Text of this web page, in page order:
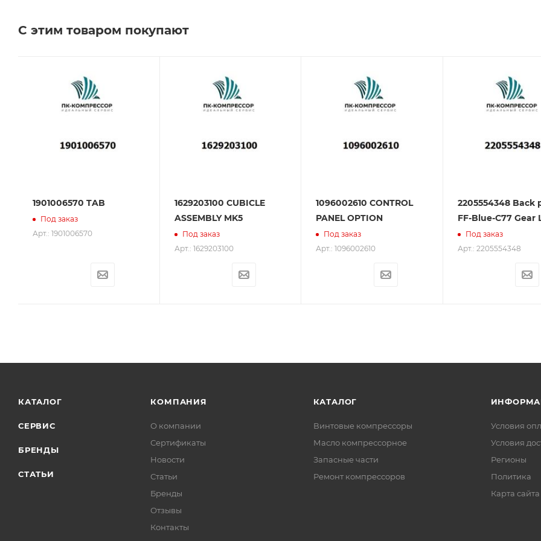
Сервисное обслуживание на всех этапах использования оборудования. ООО «ПК-Компрессор» - надежный
С этим товаром покупают
1901006570 TAB
Под заказ
Арт.: 1901006570
1629203100 CUBICLE
ASSEMBLY MK5
Под заказ
Арт.: 1629203100
1096002610 CONTROL
PANEL OPTION
Под заказ
Арт.: 1096002610
2205554348 Back
FF-Blue-C77 Gear
Под заказ
Арт.: 2205554348
КАТАЛОГ
СЕРВИС
БРЕНДЫ
СТАТЬИ
КОМПАНИЯ
О компании
Сертификаты
Новости
Статьи
Бренды
Отзывы
Контакты
КАТАЛОГ
Винтовые компрессоры
Масло компрессорное
Запасные части
Ремонт компрессоров
Условия
Условия
Регионы
Политика
Карта сайта